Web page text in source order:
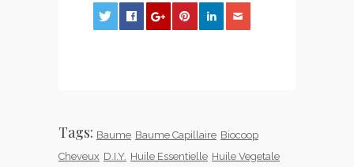
Tags: Baume Baume Capillaire Biocoop
Cheveux D.I.Y. Huile Essentielle Huile Vegetale